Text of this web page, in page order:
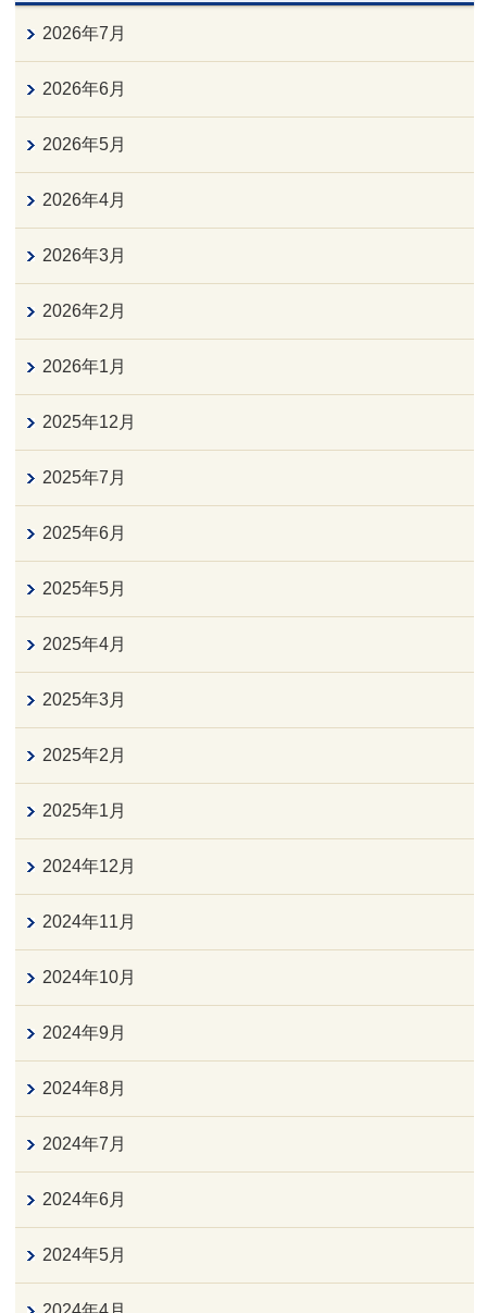
2026年7月
2026年6月
2026年5月
2026年4月
2026年3月
2026年2月
2026年1月
2025年12月
2025年7月
2025年6月
2025年5月
2025年4月
2025年3月
2025年2月
2025年1月
2024年12月
2024年11月
2024年10月
2024年9月
2024年8月
2024年7月
2024年6月
2024年5月